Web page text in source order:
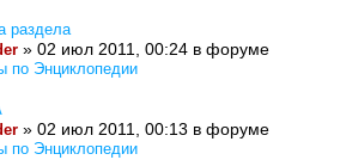
раздела
» 02 июл 2011, 00:24 в форуме
по Энциклопедии
» 02 июл 2011, 00:13 в форуме
по Энциклопедии